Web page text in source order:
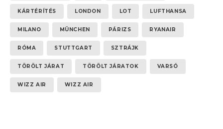
KÁRTÉRÍTÉS LONDON LOT LUFTHANSA
MILANO MÜNCHEN PÁRIZS RYANAIR
RÓMA STUTTGART SZTRÁJK
TÖRÖLT JÁRAT TÖRÖLT JÁRATOK VARSÓ
WIZZ AIR WIZZ AIR